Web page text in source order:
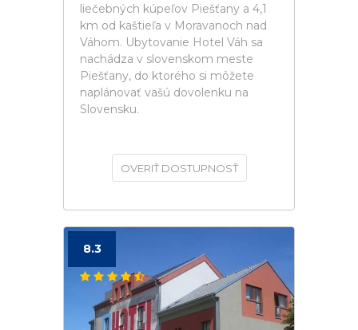
liečebných kúpeľov Piešťany a 4,1
km od kaštieľa v Moravanoch nad
Váhom. Ubytovanie Hotel Váh sa
nachádza v slovenskom meste
Piešťany, do ktorého si môžete
naplánovať vašú dovolenku na
Slovensku.
OVERIŤ DOSTUPNOSŤ
8.3